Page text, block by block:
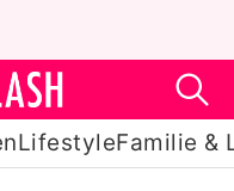
LifestyleFamilie &